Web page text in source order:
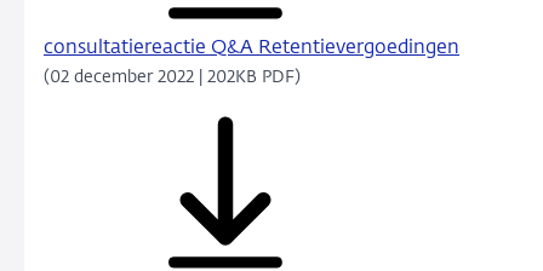
consultatiereactie Q&A Retentievergoedingen
(02 december 2022 | 202KB PDF)